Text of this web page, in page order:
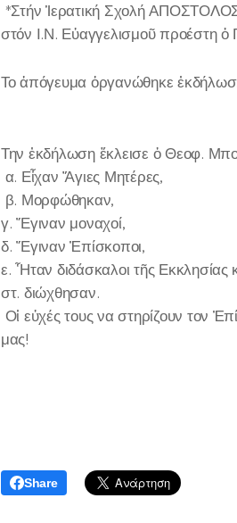
*Στήν Ἱερατική Σχολή
στόν Ι.Ν. Εὐαγγελισμοῦ προέστη
Το ἀπόγευμα ὀργανώθηκε
Την ἐκδήλωση ἔκλεισε ὁ Θεοφ.
α. Εἶχαν Ἅγιες Μητέρες,
β. Μορφώθηκαν,
γ. Ἔγιναν μοναχοί,
δ. Ἔγιναν Ἐπίσκοποι,
ε. Ἧταν διδάσκαλοι τῆς Εκκλησίας
στ. διώχθησαν.
Οἱ εὐχές τους να στηρίζουν τον
μας!
Share